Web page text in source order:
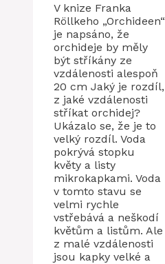
V knize Franka
Röllkeho „Orchideen“
je napsáno, že
orchideje by měly
být stříkány ze
vzdálenosti alespoň
20 cm Jaký je rozdíl,
z jaké vzdálenosti
stříkat orchidej?
Ukázalo se, že je to
velký rozdíl. Voda
pokrývá stopku
květy a listy
mikrokapkami. Voda
v tomto stavu se
velmi rychle
vstřebává a neškodí
květům a listům. Ale
z malé vzdálenosti
jsou kapky velké a